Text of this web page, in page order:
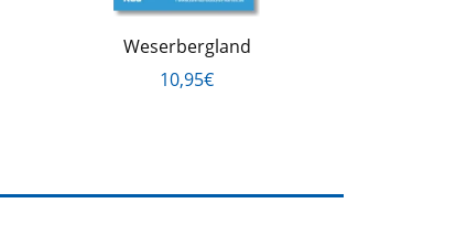
Weserbergland
10,95€